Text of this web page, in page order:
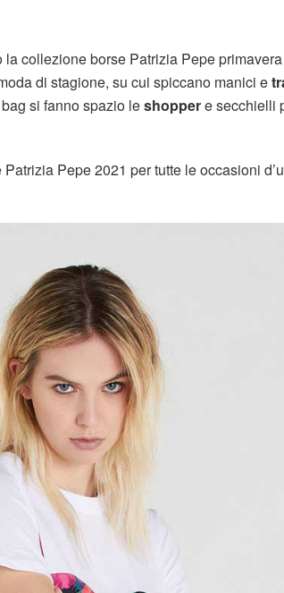
collezione borse Patrizia Pepe
di stagione, su cui spiccano manici e
si fanno spazio leshoppere secchielli
Pepe 2021 per tutte le occasioni